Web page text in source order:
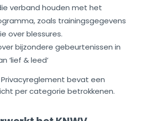
verband houden met het
zoals trainingsgegevens
over blessures.
bijzondere gebeurtenissen in
‘lief & leed’
bevat een
per categorie betrokkenen.